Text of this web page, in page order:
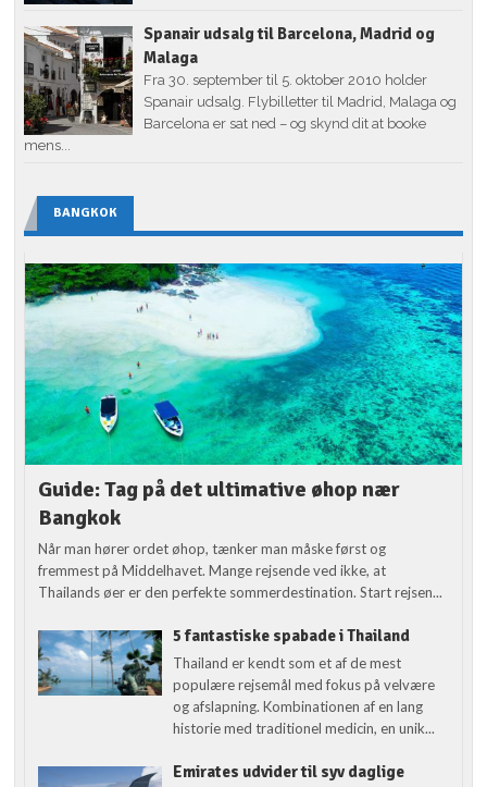
Spanair udsalg til Barcelona, Madrid og
Malaga
Fra 30. september til 5. oktober 2010 holder
Spanair udsalg. Flybilletter til Madrid, Malaga og
Barcelona er sat ned – og skynd dit at booke
mens...
BANGKOK
Guide: Tag på det ultimative øhop nær
Bangkok
Når man hører ordet øhop, tænker man måske først og
fremmest på Middelhavet. Mange rejsende ved ikke, at
Thailands øer er den perfekte sommerdestination. Start rejsen...
5 fantastiske spabade i Thailand
Thailand er kendt som et af de mest
populære rejsemål med fokus på velvære
og afslapning. Kombinationen af en lang
historie med traditionel medicin, en unik...
Emirates udvider til syv daglige